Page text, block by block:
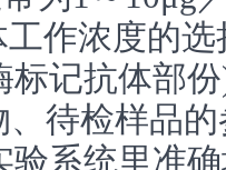
浓度的选
标记抗体部
、待检样品
验系统里准